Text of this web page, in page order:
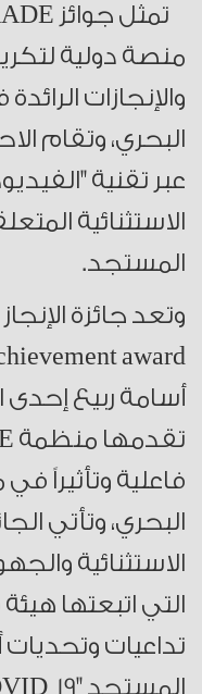
منصة دولية
والإنجازات
البحري، وتقام
عبر تقنية
الاستثنائية
المستجد.
أسامة ربيع إحدى
فاعلية وتأثيراً
البحري، وتأتي
الاستثنائية
التي اتبعتها
تداعيات